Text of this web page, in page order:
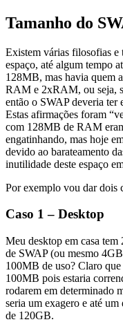
Tamanho do
Existem várias filosofias e
espaço, até algum tempo
128MB, mas havia quem
RAM e 2xRAM, ou seja,
então o SWAP deveria
Estas afirmações foram
com 128MB de RAM
engatinhando, mas hoje
devido ao barateamento
inutilidade deste espaço
Por exemplo vou dar dois
Caso 1 – Desktop
Meu desktop em casa
de SWAP (ou mesmo
100MB de uso? Claro
100MB pois estaria
rodarem em determinado
seria um exagero e até
de 120GB.